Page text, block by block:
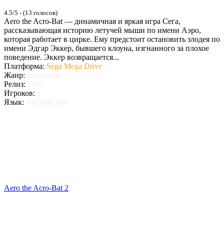
4.5/5 - (13 голосов)
Aero the Acro-Bat — динамичная и яркая игра Сега,
рассказывающая историю летучей мыши по имени Аэро,
которая работает в цирке. Ему предстоит остановить злодея по
имени Эдгар Эккер, бывшего клоуна, изгнанного за плохое
поведение. Эккер возвращается...
Платформа: Sega Mega Drive
Жанр:
Релиз:
Игроков:
Язык:
Aero the Acro-Bat 2